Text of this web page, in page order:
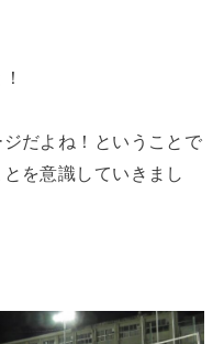
だよね！ということで
を意識していきまし